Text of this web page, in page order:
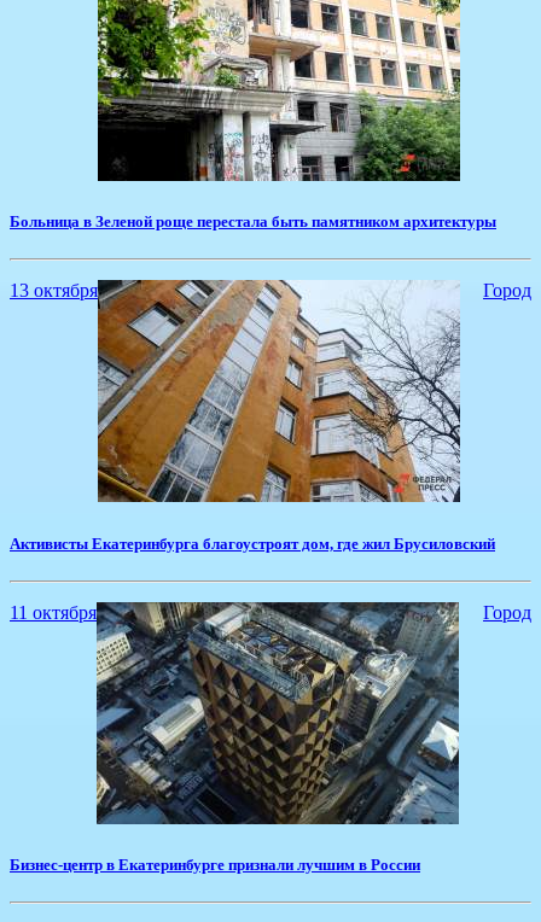
Больница в Зеленой роще перестала быть памятником архитектуры
13 октября Город
Активисты Екатеринбурга благоустроят дом, где жил Брусиловский
11 октября Город
Бизнес-центр в Екатеринбурге признали лучшим в России